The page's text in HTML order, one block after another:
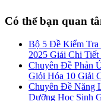
Có thể bạn quan
Bộ 5 Đề Kiểm
2025 Giải Chi Tiết
Chuyên Đề Phản
Giỏi Hóa 10 Giải
Chuyên Đề Năng
Dưỡng Học Sinh